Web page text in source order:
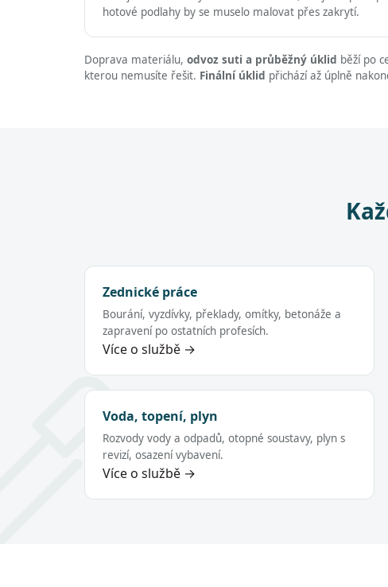
hotové podlahy by se muselo malovat přes zakrytí.
Doprava materiálu, odvoz suti a průběžný úklid běží po
kterou nemusíte řešit. Finální úklid přichází až úplně
Zednické práce
Bourání, vyzdívky, překlady, omítky, betonáže a
zapravení po ostatních profesích.
Více o službě →
Voda, topení, plyn
Rozvody vody a odpadů, otopné soustavy, plyn s
revizí, osazení vybavení.
Více o službě →